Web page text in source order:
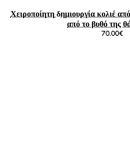
Χειροποίητη δημιουργία κολιέ
από το βυθό της
70,00€